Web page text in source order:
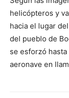
helicópteros y
hacia el lugar
del pueblo de
se esforzó
aeronave en